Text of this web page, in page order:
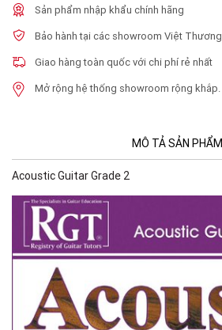
Sản phẩm nhập khẩu chính hãng
Bảo hành tại các showroom Việt Thương
Giao hàng toàn quốc với chi phí rẻ nhất
Mở rộng hệ thống showroom rộng khắp.
MÔ TẢ SẢN PHẨM
Acoustic Guitar Grade 2